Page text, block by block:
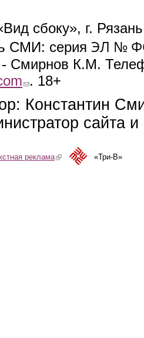
сбоку», г.
СМИ: серия ЭЛ №
- Смирнов К.М.
(link sends e-mail)
. 18+
Константин
сайта
реклама(link is external)«Три-В»